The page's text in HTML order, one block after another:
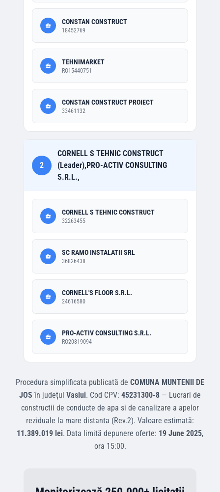
CONSTAN CONSTRUCT
18452769
TEHNIMARKET
RO15440751
CONSTAN CONSTRUCT PROIECT
33461132
2
CORNELL S TEHNIC CONSTRUCT
(Leader),PRO-ACTIV CONSULTING
S.R.L.,
CORNELL S TEHNIC CONSTRUCT
32263455
SC RAMO INSTALATII SRL
36826438
CORNELL'S FLOOR S.R.L.
24616580
PRO-ACTIV CONSULTING S.R.L.
RO20819094
Procedura simplificata publicată de COMUNA MUNTENII DE
JOS în județul Vaslui. Cod CPV: 45231300-8 — Lucrari de
constructii de conducte de apa si de canalizare a apelor
reziduale la mare distanta (Rev.2). Valoare estimată:
11.389.019 lei. Data limită depunere oferte: 19 June 2025,
ora 15:00.